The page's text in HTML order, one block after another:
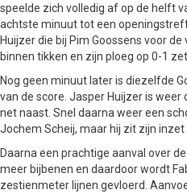
speelde zich volledig af op de helft
achtste minuut tot een
Huijzer die bij Pim Goossens voor
binnen tikken en zijn ploeg op 0-1
Nog geen minuut later is diezelfde
van de score. Jasper Huijzer is
net naast. Snel daarna weer een
Jochem Scheij, maar hij zit zijn
Daarna een prachtige aanval over
meer bijbenen en daardoor wordt
zestienmeter lijnen gevloerd.